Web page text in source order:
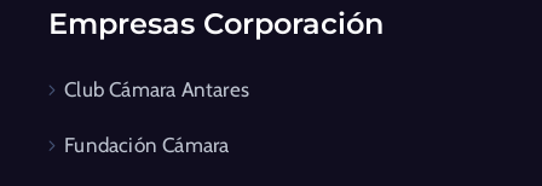
Empresas Corporación
Club Cámara Antares
Fundación Cámara